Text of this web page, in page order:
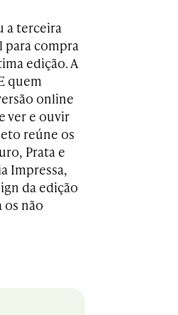
a terceira
para compra
edição. A
quem
online
ver e ouvir
reúne os
Prata e
Impressa,
da edição
os não